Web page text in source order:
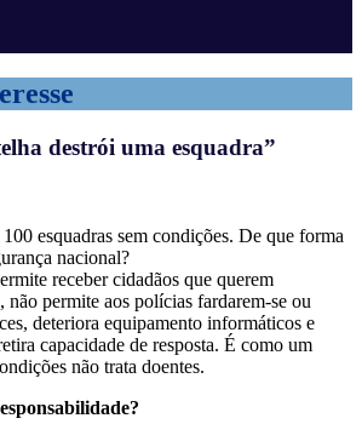
destrói uma esquadra”
esquadras sem condições. De que forma
nacional?
receber cidadãos que querem
não permite aos polícias fardarem-se ou
deteriora equipamento informáticos e
capacidade de resposta. É como um
não trata doentes.